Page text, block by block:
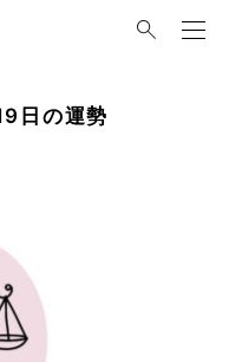
日の運勢